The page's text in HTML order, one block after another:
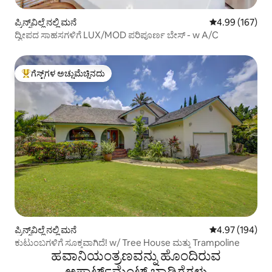
ಪ್ರಿನ್ಸ್‌ವಿಲ್ಲೆ ನಲ್ಲಿ ಮನೆ 5 ರಲ್ಲಿ 4.99
4.99 (167)
ದ್ವೀಪದ ಸಾಹಸಗಳಿಗೆ LUX/MOD ಪರಿಪೂರ್ಣ ಬೇಸ್ - w A/C
ಗೆಸ್ಟ್‌ಗಳಿಗೆ ಅತಿ ಹೆಚ್ಚು ಅಚ್ಚುಮೆಚ್ಚಿನದು
ಗೆಸ್ಟ್‌ಗಳ ಅಚ್ಚುಮೆಚ್ಚಿನದು
ಪ್ರಿನ್ಸ್‌ವಿಲ್ಲೆ ನಲ್ಲಿ ಮನೆ 5 ರಲ್ಲಿ 4.97
4.97 (194)
ಕುಟುಂಬಗಳಿಗೆ ಸೂಕ್ತವಾಗಿದೆ! w/ Tree House ಮತ್ತು Trampoline
ಹವಾನಿಯಂತ್ರಣವನ್ನು ಹೊಂದಿರುವ